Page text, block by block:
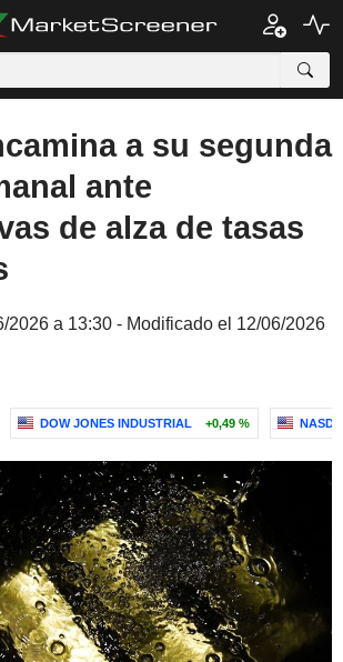
a su segunda
ante
de alza de tasas
2026 a 13:30 - Modificado el 12/06/2026
DOW JONES INDUSTRIAL +0,49 %